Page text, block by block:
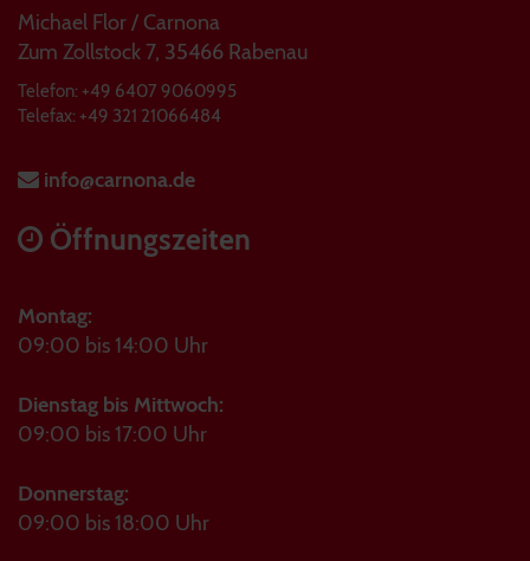
Michael Flor / Carnona
Zum Zollstock 7, 35466 Rabenau
Telefon: +49 6407 9060995
Telefax: +49 321 21066484
info@carnona.de
Öffnungszeiten
Montag:
09:00 bis 14:00 Uhr
Dienstag bis Mittwoch:
09:00 bis 17:00 Uhr
Donnerstag:
09:00 bis 18:00 Uhr